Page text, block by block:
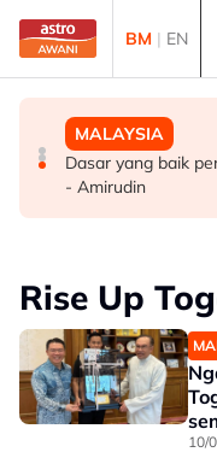
Skip to main content
BM | EN
MALAYSIA
KDNK sektor
pada suku pertama
MALAYSIA
Sudah tiba masa
and stick’ -
MALAYSIA
Dasar yang baik
- Amirudin
Rise Up
10/